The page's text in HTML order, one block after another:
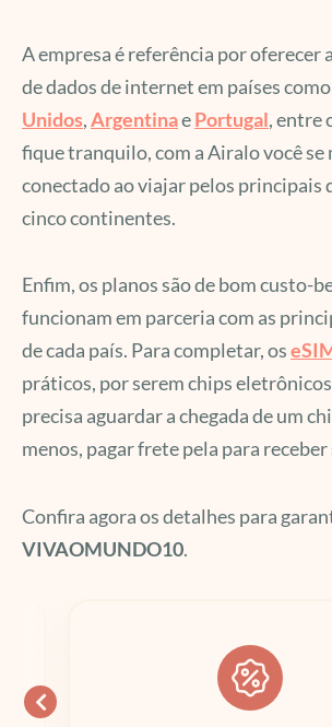
A empresa é referência por oferecer
de dados de internet em países como
Unidos,ArgentinaePortugal, entre
fique tranquilo, com a Airalo você se
conectado ao viajar pelos principais
cinco continentes.
Enfim, os planos são de bom custo-
funcionam em parceria com as
de cada país. Para completar, os
práticos, por serem chips
precisa aguardar a chegada de um
menos, pagar frete pela para receber
Confira agora os detalhes para
VIVAOMUNDO10.